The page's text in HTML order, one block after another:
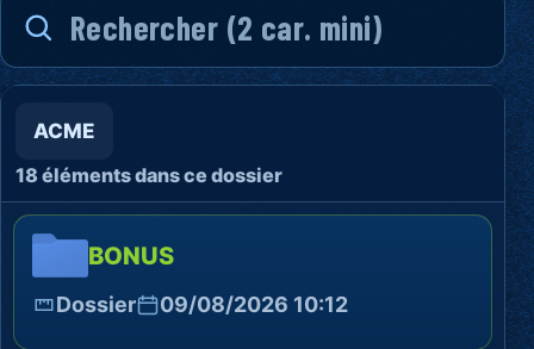
ACME
18 éléments dans ce dossier
BONUS
Dossier 09/08/2026 10:12